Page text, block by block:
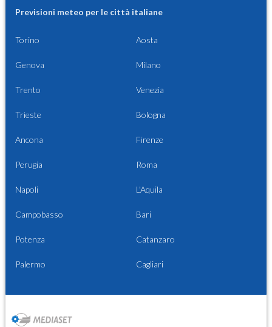
Previsioni meteo per le città italiane
Torino Aosta
Genova Milano
Trento Venezia
Trieste Bologna
Ancona Firenze
Perugia Roma
Napoli L'Aquila
Campobasso Bari
Potenza Catanzaro
Palermo Cagliari